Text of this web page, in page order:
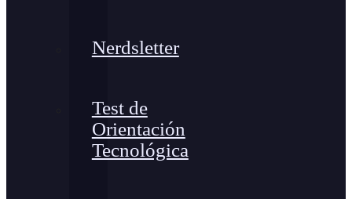
Nerdsletter
Test de
Orientación
Tecnológica